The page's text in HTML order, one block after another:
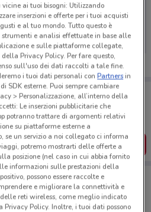
non abbiamo pubblicato
zona. Riprova più tardi.
sempre con te!
offerte dei negozi vicino a te,
la tua lista del risparmio, comodamente
SCARICA L’APP
nelle vicinanze
ai tuoi bisogni: Utilizzando
inserzioni e offerte per i tuoi acquisti
e al tuo mondo. Tutto questo è
strumenti e analisi effettuate in base alle
e sulle piattaforme collegate,
Privacy Policy. Per fare questo,
sull'uso dei dati raccolti a tale fine.
i tuoi dati personali conPartnersin
SDK esterne. Puoi sempre cambiare
> Personalizzazione, all’interno della
Le inserzioni pubblicitarie che
potranno trattare di argomenti relativi
su piattaforme esterne a
se un servizio a noi collegato ci informa
potremo mostrarti delle offerte a
posizione (nel caso in cui abbia fornito
informazioni sulle prestazioni della
possono essere raccolte e
e migliorare la connettività e
reti wireless, come meglio indicato
Policy. Inoltre, i tuoi dati possono